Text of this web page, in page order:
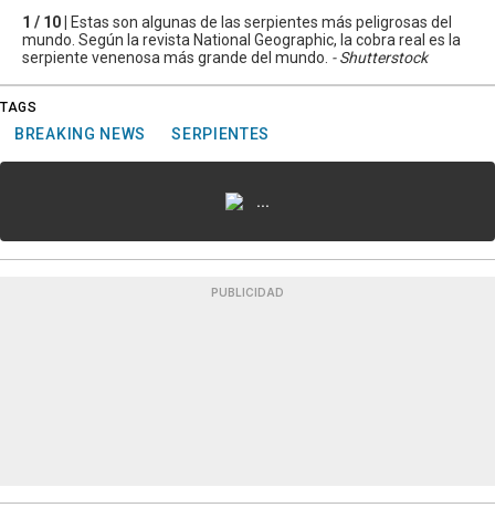
1 / 10 |
Estas son algunas de las serpientes más peligrosas del
mundo. Según la revista National Geographic, la cobra real es la
serpiente venenosa más grande del mundo. - Shutterstock
TAGS
BREAKING NEWS SERPIENTES
...
PUBLICIDAD